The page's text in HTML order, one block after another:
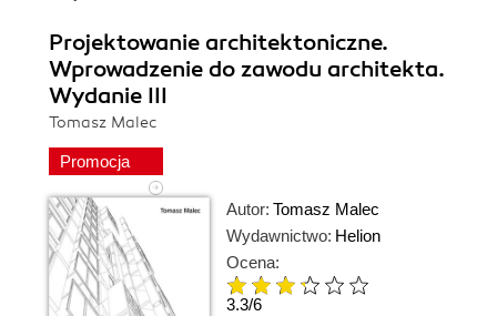
Projektowanie architektoniczne.
Wprowadzenie do zawodu architekta.
Wydanie III
Tomasz Malec
Promocja
Autor: Tomasz Malec
Wydawnictwo: Helion
Ocena:
3.3/6